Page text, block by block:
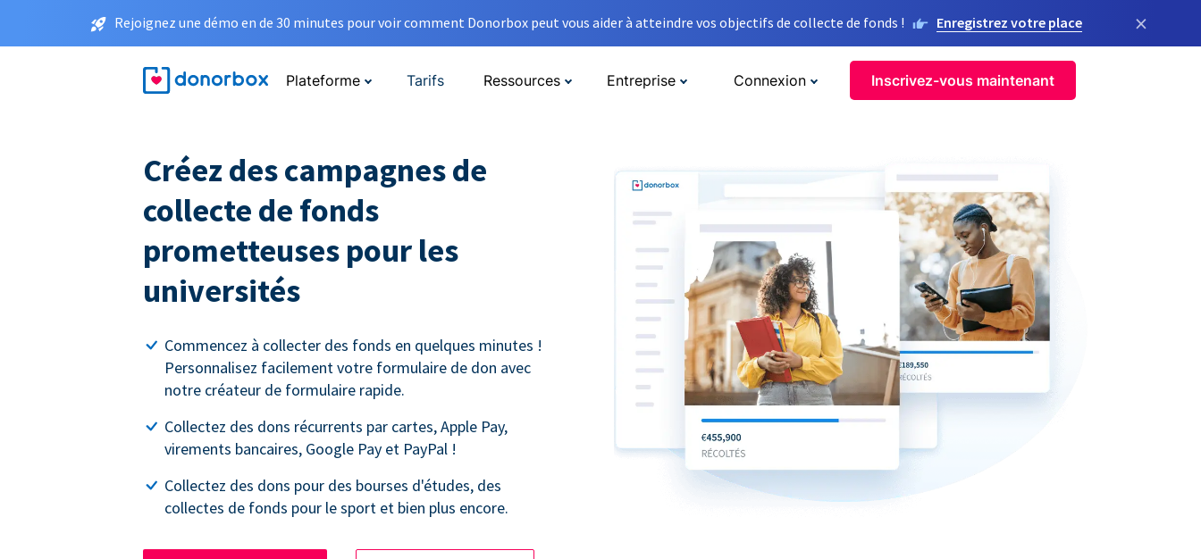
Rejoignez une démo en de 30 minutes pour voir comment Donorbox peut vous aider à atteindre vos objectifs de collecte de fonds ! Enregistrez votre place ×
Plateforme Tarifs Ressources Entreprise Connexion Inscrivez-vous maintenant
Créez des campagnes de
collecte de fonds
prometteuses pour les
universités
Commencez à collecter des fonds en quelques minutes !
Personnalisez facilement votre formulaire de don avec
notre créateur de formulaire rapide.
Collectez des dons récurrents par cartes, Apple Pay,
virements bancaires, Google Pay et PayPal !
Collectez des dons pour des bourses d'études, des
collectes de fonds pour le sport et bien plus encore.